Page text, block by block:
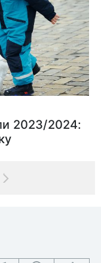
2023/2024: